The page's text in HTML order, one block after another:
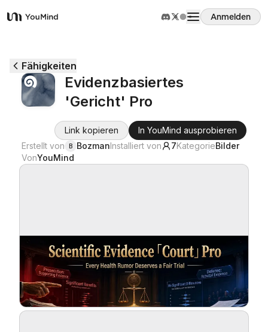
YouMind
Anmelden
Anwendungsfälle
Fähigkeiten
Prompts
Download
Blog
Fähigkeiten
Evidenzbasiertes
'Gericht' Pro
Link kopieren
In YouMind ausprobieren
Erstellt von
B BozmanInstalliert von 7KategorieBilder
VonYouMind